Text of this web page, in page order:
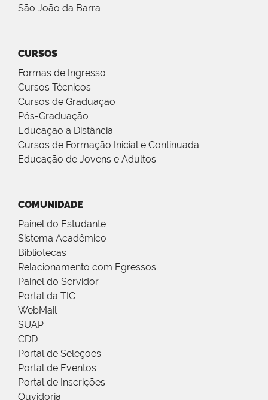
São João da Barra
CURSOS
Formas de Ingresso
Cursos Técnicos
Cursos de Graduação
Pós-Graduação
Educação a Distância
Cursos de Formação Inicial e Continuada
Educação de Jovens e Adultos
COMUNIDADE
Painel do Estudante
Sistema Acadêmico
Bibliotecas
Relacionamento com Egressos
Painel do Servidor
Portal da TIC
WebMail
SUAP
CDD
Portal de Seleções
Portal de Eventos
Portal de Inscrições
Ouvidoria